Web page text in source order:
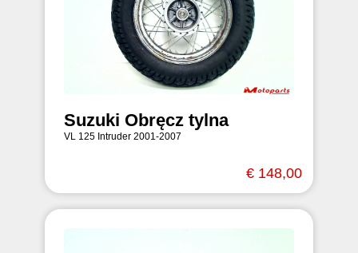
Suzuki Obręcz tylna
VL 125 Intruder 2001-2007
€ 148,00